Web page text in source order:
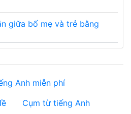
giữa bố mẹ và trẻ bằng
Anh miễn phí
Cụm từ tiếng Anh